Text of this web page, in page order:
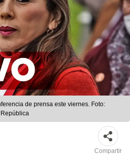
de prensa este viernes. Foto:
Compartir